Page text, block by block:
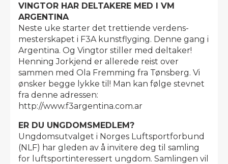
VINGTOR HAR DELTAKERE MED I VM
ARGENTINA
Neste uke starter det trettiende verdens­
mesterskapet i F3A kunstflyging. Denne gang i
Argentina. Og Vingtor stiller med deltaker!
Henning Jorkjend er allerede reist over
sammen med Ola Fremming fra Tønsberg. Vi
ønsker begge lykke til! Man kan følge stevnet
fra denne adressen:
http://www.f3argentina.com.ar
ER DU UNGDOMSMEDLEM?
Ungdomsutvalget i Norges Luftsportforbund
(NLF) har gleden av å invitere deg til samling
for luftsportinteressert ungdom. Samlingen vil